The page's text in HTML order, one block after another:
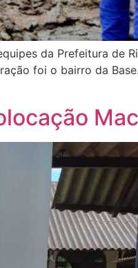
da Prefeitura de
foi o bairro da